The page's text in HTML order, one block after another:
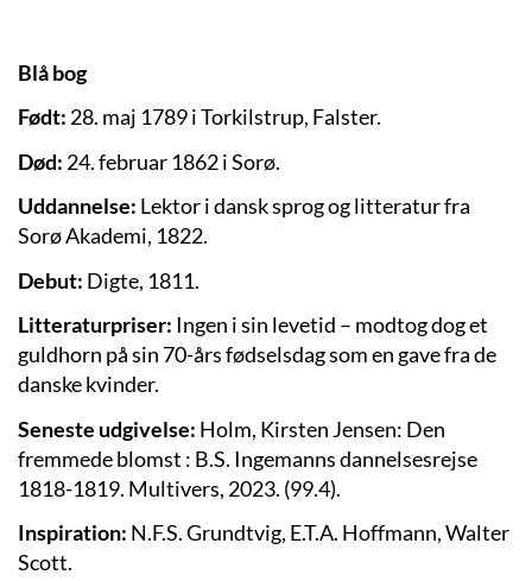
Blå bog
Født: 28. maj 1789 i Torkilstrup, Falster.
Død: 24. februar 1862 i Sorø.
Uddannelse: Lektor i dansk sprog og litteratur fra
Sorø Akademi, 1822.
Debut: Digte, 1811.
Litteraturpriser: Ingen i sin levetid – modtog dog et
guldhorn på sin 70-års fødselsdag som en gave fra de
danske kvinder.
Seneste udgivelse: Holm, Kirsten Jensen: Den
fremmede blomst : B.S. Ingemanns dannelsesrejse
1818-1819. Multivers, 2023. (99.4).
Inspiration: N.F.S. Grundtvig, E.T.A. Hoffmann, Walter
Scott.